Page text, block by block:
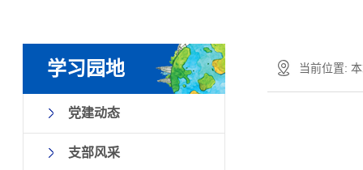
学习园地
党建动态
支部风采
当前位置: